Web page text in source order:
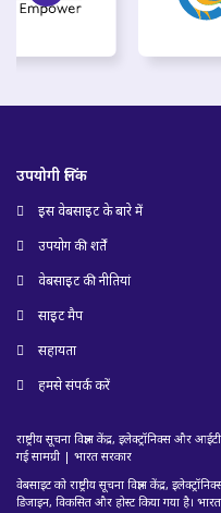
उपयोगी लिंक
इस वेबसाइट के बारे में
उपयोग की शर्तें
वेबसाइट की नीतियां
साइट मैप
सहायता
हमसे संपर्क करें
राष्ट्रीय सूचना विज्ञान केंद्र, इलेक्ट्रॉनिक्स और
गई सामग्री | भारत सरकार
वेबसाइट को राष्ट्रीय सूचना विज्ञान केंद्र,
डिजाइन, विकसित और होस्ट किया गया है।